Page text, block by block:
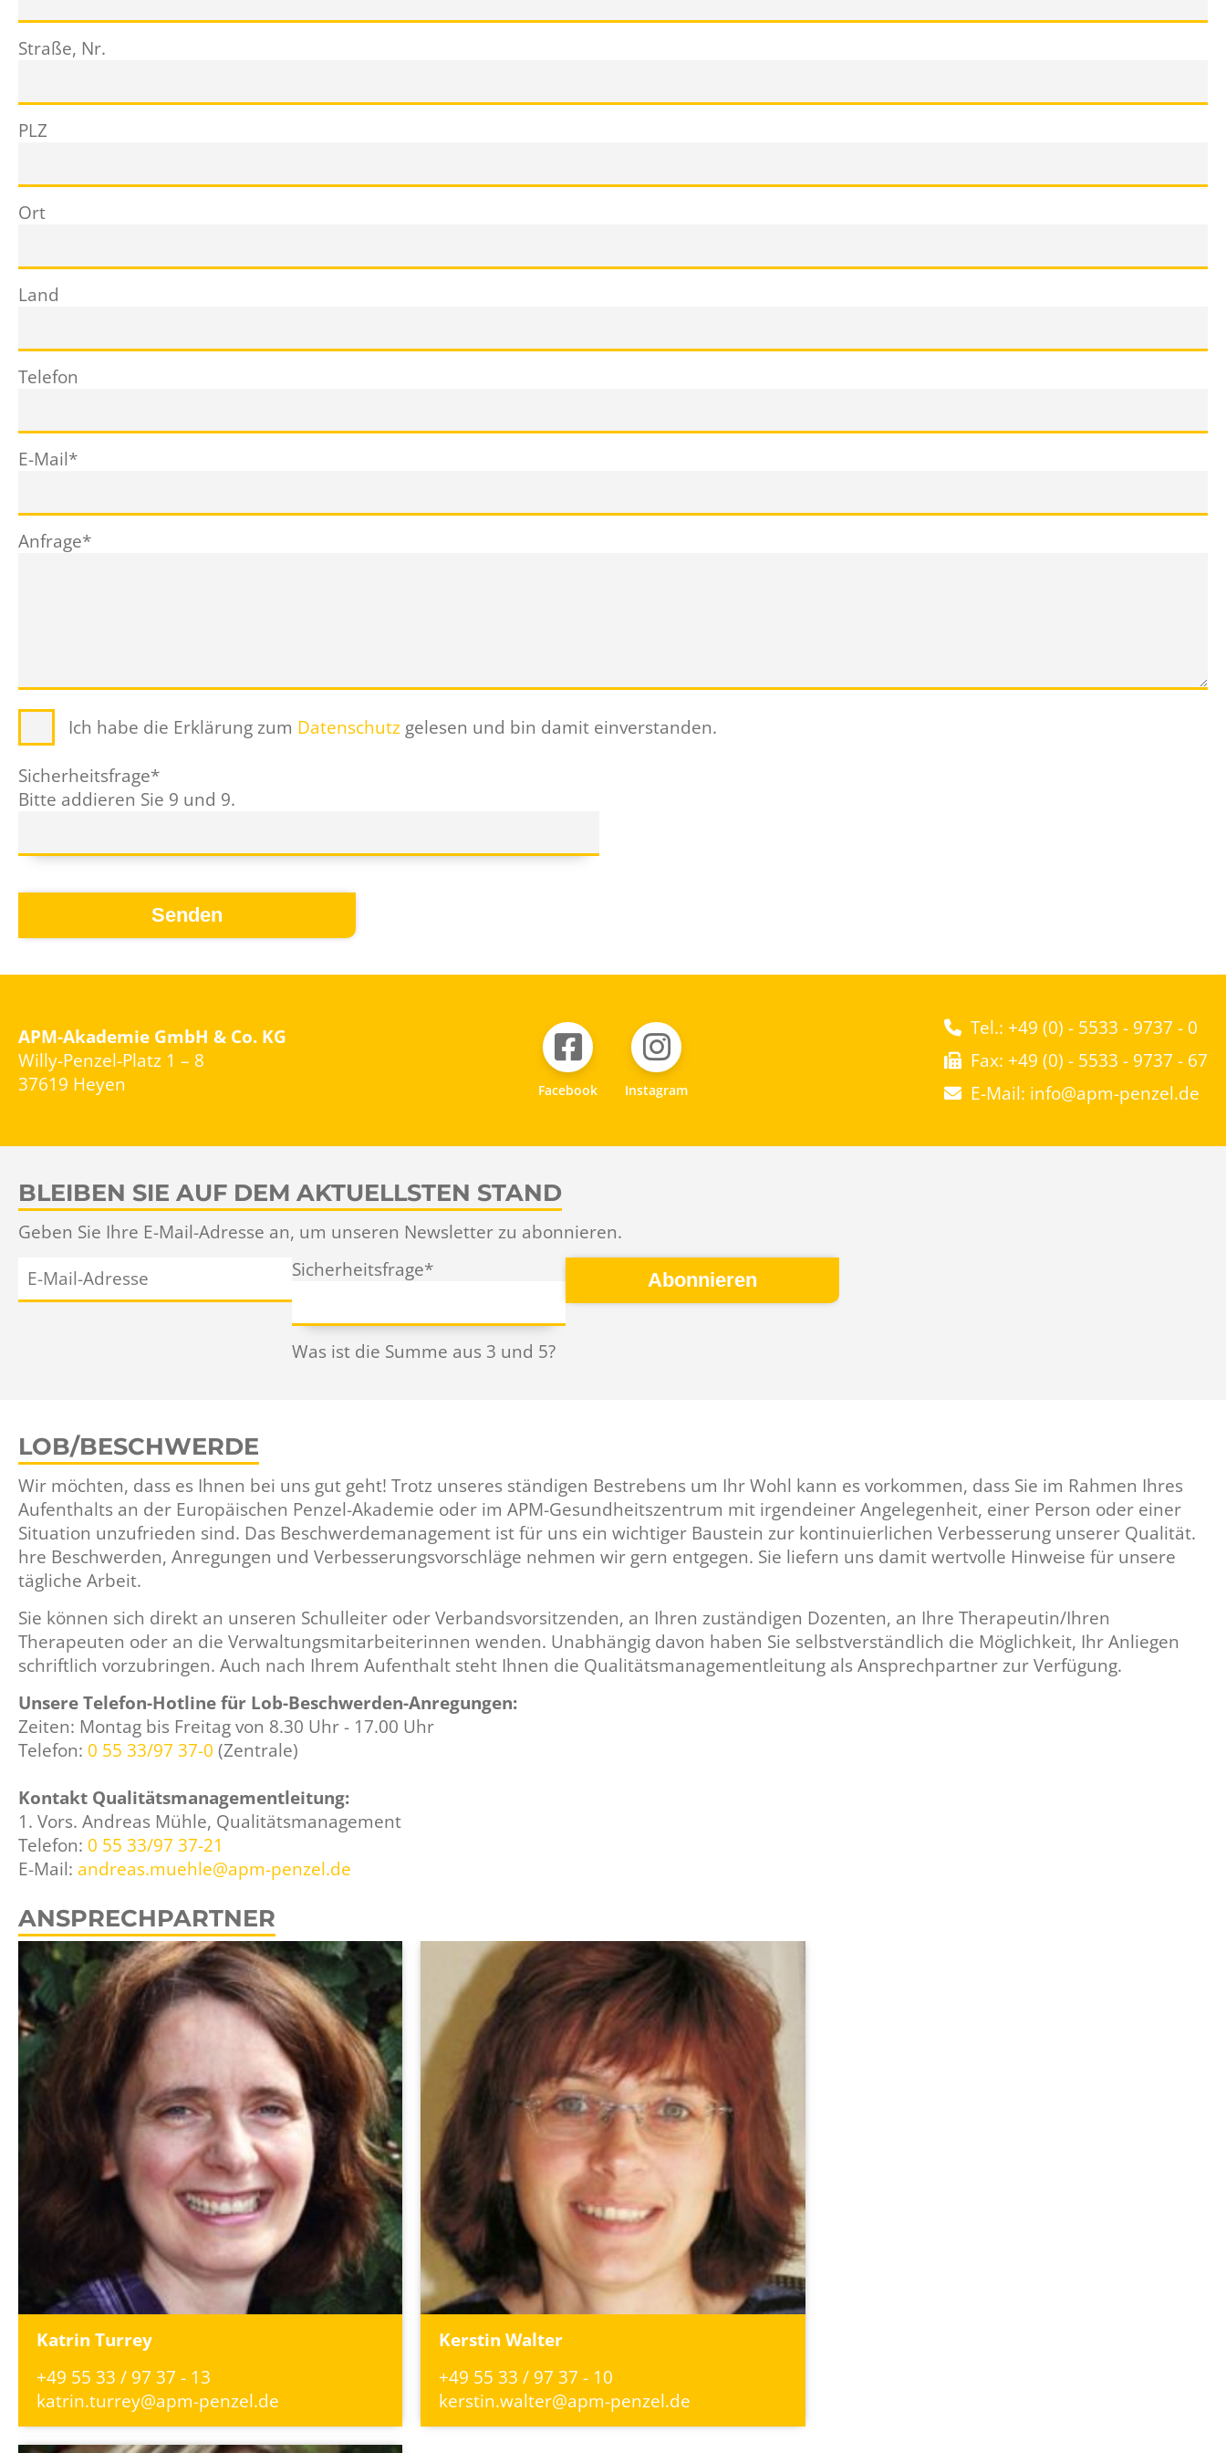
Straße, Nr.
PLZ
Ort
Land
Telefon
Pflichtfeld
E-Mail*
Pflichtfeld
Anfrage*
Ich habe die Erklärung zum Datenschutz gelesen und bin damit einverstanden.
Pflichtfeld
Sicherheitsfrage*
Bitte addieren Sie 9 und 9.
Senden
APM-Akademie GmbH & Co. KG
Willy-Penzel-Platz 1 – 8
37619 Heyen
Facebook Instagram
Tel.: +49 (0) - 5533 - 9737 - 0
Fax: +49 (0) - 5533 - 9737 - 67
E-Mail: info@apm-penzel.de
BLEIBEN SIE AUF DEM AKTUELLSTEN STAND
Geben Sie Ihre E-Mail-Adresse an, um unseren Newsletter zu abonnieren.
E-
Mail-
Pflichtfeld
Sicherheitsfrage*
Was ist die Summe aus 3 und 5?
Abonnieren
LOB/BESCHWERDE
Wir möchten, dass es Ihnen bei uns gut geht! Trotz unseres ständigen Bestrebens um Ihr Wohl kann es vorkommen, dass Sie im Rahmen Ihres
Aufenthalts an der Europäischen Penzel-Akademie oder im APM-Gesundheitszentrum mit irgendeiner Angelegenheit, einer Person oder einer
Situation unzufrieden sind. Das Beschwerdemanagement ist für uns ein wichtiger Baustein zur kontinuierlichen Verbesserung unserer Qualität.
hre Beschwerden, Anregungen und Verbesserungsvorschläge nehmen wir gern entgegen. Sie liefern uns damit wertvolle Hinweise für unsere
tägliche Arbeit.
Sie können sich direkt an unseren Schulleiter oder Verbandsvorsitzenden, an Ihren zuständigen Dozenten, an Ihre Therapeutin/Ihren
Therapeuten oder an die Verwaltungsmitarbeiterinnen wenden. Unabhängig davon haben Sie selbstverständlich die Möglichkeit, Ihr Anliegen
schriftlich vorzubringen. Auch nach Ihrem Aufenthalt steht Ihnen die Qualitätsmanagementleitung als Ansprechpartner zur Verfügung.
Unsere Telefon-Hotline für Lob-Beschwerden-Anregungen:
Zeiten: Montag bis Freitag von 8.30 Uhr - 17.00 Uhr
Telefon: 0 55 33/97 37-0 (Zentrale)
Kontakt Qualitätsmanagementleitung:
1. Vors. Andreas Mühle, Qualitätsmanagement
Telefon: 0 55 33/97 37-21
E-Mail: andreas.muehle@apm-penzel.de
ANSPRECHPARTNER
Katrin Turrey
+49 55 33 / 97 37 - 13
katrin.turrey@apm-penzel.de
Kerstin Walter
+49 55 33 / 97 37 - 10
kerstin.walter@apm-penzel.de